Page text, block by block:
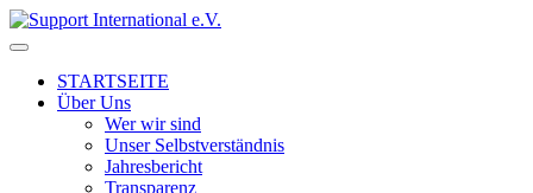
↓
Skip
Main
Content
STARTSEITE
Über Uns
Wer wir sind
Unser Selbstverständnis
Jahresbericht
Transparenz